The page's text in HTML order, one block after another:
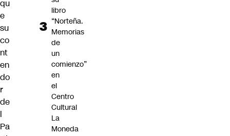
qu
e
su
co
nt
en
do
r
de
l
Pa
libro
“Norteña.
Memorias
de
un
comienzo”
en
el
Centro
Cultural
La
Moneda